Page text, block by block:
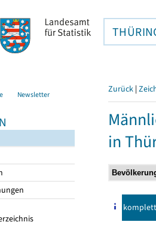
Newsletter Zurück |
in
komplett